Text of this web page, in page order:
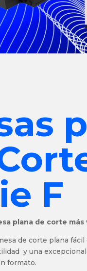
F
plana de corte más
de corte plana
y una
formato.